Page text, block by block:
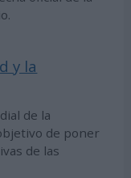
y la
de la
de poner
de las